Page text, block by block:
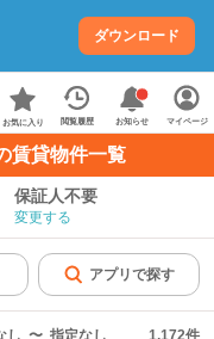
ダウンロード
お気に入り 閲覧履歴 お知らせ マイページ
賃貸物件一覧
保証人不要
変更する
アプリで探す
し 〜 指定なし 1,172件